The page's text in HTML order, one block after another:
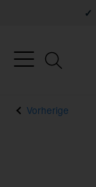
Vorherige